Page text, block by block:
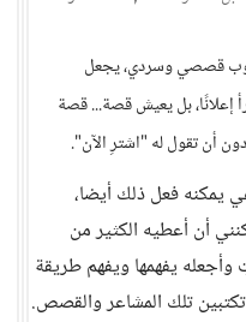
قصصي وسردي، يجعل
إعلانًا، بل يعيش قصة... قصة
أن تقول له "اشترِ الآن".
يمكنه فعل ذلك أيضا،
أن أعطيه الكثير من
وأجعله يفهمها ويفهم طريقة
تلك المشاعر والقصص.